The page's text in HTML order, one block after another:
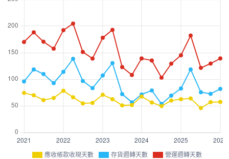
應收帳款收現天數 存貨週轉天數 營運週轉天數